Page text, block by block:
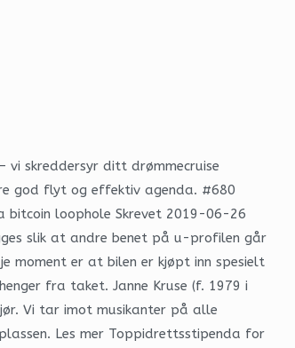
vi skreddersyr ditt drømmecruise
god flyt og effektiv agenda. #680
bitcoin loophole Skrevet 2019-06-26
slik at andre benet på u-profilen går
moment er at bilen er kjøpt inn spesielt
fra taket. Janne Kruse (f. 1979 i
Vi tar imot musikanter på alle
Les mer Toppidrettsstipenda for